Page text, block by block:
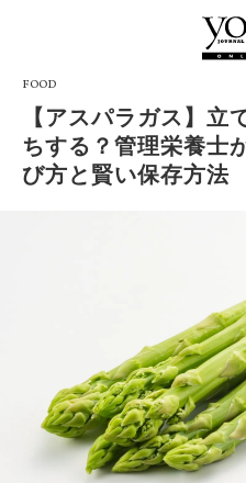
FOOD
【アスパラガス】立
ちする？管理栄養士
び方と賢い保存方法